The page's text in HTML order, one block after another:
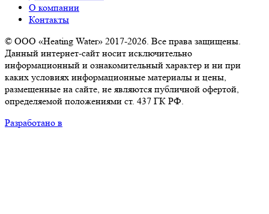
О компании
Контакты
© ООО «Heating Water» 2017-2026. Все права защищены.
Данный интернет-сайт носит исключительно
информационный и ознакомительный характер и ни при
каких условиях информационные материалы и цены,
размещенные на сайте, не являются публичной офертой,
определяемой положениями ст. 437 ГК РФ.
Разработано в